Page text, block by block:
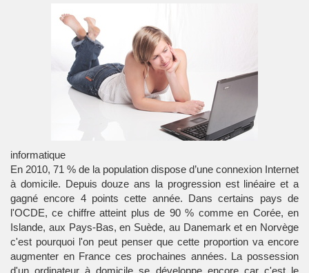
informatique
En 2010, 71 % de la population dispose d’une connexion Internet
à domicile. Depuis douze ans la progression est linéaire et a
gagné encore 4 points cette année. Dans certains pays de
l'OCDE, ce chiffre atteint plus de 90 % comme en Corée, en
Islande, aux Pays-Bas, en Suède, au Danemark et en Norvège
c'est pourquoi l'on peut penser que cette proportion va encore
augmenter en France ces prochaines années. La possession
d'un ordinateur à domicile se développe encore car c'est le